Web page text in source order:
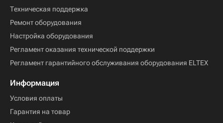
Техническая поддержка
Ремонт оборудования
Настройка оборудования
Регламент оказания технической поддержки
Регламент гарантийного обслуживания оборудования ELTEX
Информация
Условия оплаты
Гарантия на товар